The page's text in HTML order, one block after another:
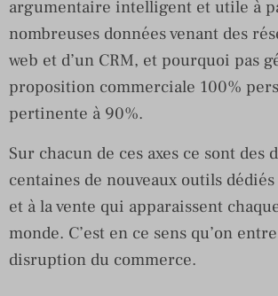
argumentaire intelligent et utile à
nombreuses données venant des
web et d’un CRM, et pourquoi pas
proposition commerciale 100%
pertinente à 90%.
Sur chacun de ces axes ce sont des
centaines de nouveaux outils
et à la vente qui apparaissent
monde. C’est en ce sens qu’on
disruption du commerce.